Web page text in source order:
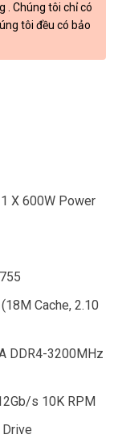
. Chúng tôi chỉ có
tôi đều có bảo
X 600W Power
Cache, 2.10
DDR4-3200MHz
s 10K RPM